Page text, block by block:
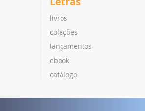
livros
coleções
lançamentos
ebook
catálogo